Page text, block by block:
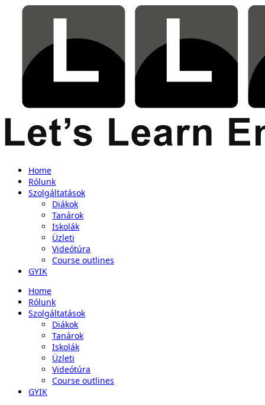
Home
Rólunk
Szolgáltatások
Diákok
Tanárok
Iskolák
Üzleti
Videótúra
Course outlines
GYIK
Home
Rólunk
Szolgáltatások
Diákok
Tanárok
Iskolák
Üzleti
Videótúra
Course outlines
GYIK